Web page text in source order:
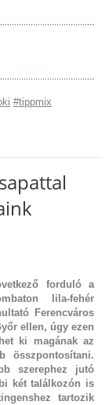
#tippmix
forduló a
lila-fehér
Ferencváros
ellen, úgy ezen
ki magának az
összpontosítani.
szerephez jutó
két találkozón is
tartozik